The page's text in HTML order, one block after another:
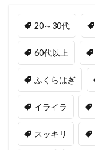
20～30代
60代以上
ふくらはぎ
イライラ
スッキリ